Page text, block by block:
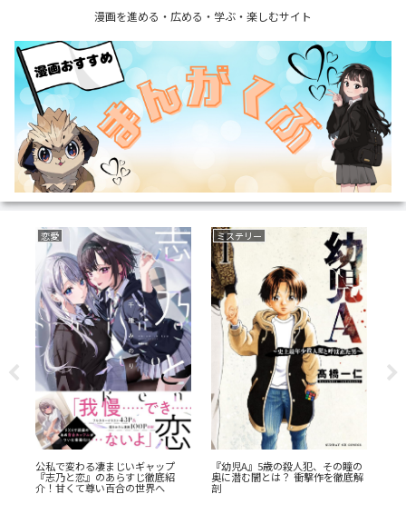
漫画を進める・広める・学ぶ・楽しむサイト
じいギャップ
らすじ徹底紹
合の世界へ
ミステリー
『幼児A』5歳の殺人犯、その瞳の
奥に潜む闇とは？ 衝撃作を徹底解
剖
ボーイズラブ(BL)
『たまらないのは恋なのか